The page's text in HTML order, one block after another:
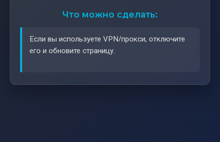
Что можно сделать:
Если вы используете VPN/прокси, отключите
его и обновите страницу.